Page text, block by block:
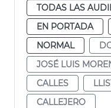
TODAS LAS
EN PORTADA
NORMAL
JOSÉ LUIS
CALLES
CALLEJERO